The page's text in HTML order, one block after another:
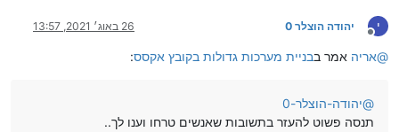
י
מנותק
יהודה הוצלר 0 26 באוג׳ 2021, 13:57
@אריה אמר בבניית מערכות גדולות בקובץ אקסס:
@יהודה-הוצלר-0
תנסה פשוט להעזר בתשובות שאנשים טרחו וענו לך..